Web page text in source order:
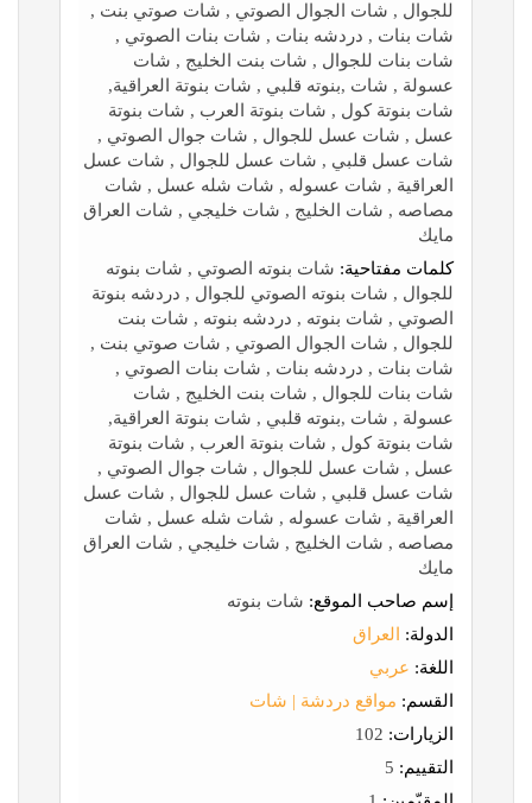
للجوال , شات الجوال الصوتي , شات صوتي بنت ,
شات بنات , دردشه بنات , شات بنات الصوتي ,
شات بنات للجوال , شات بنت الخليج , شات
عسولة , شات ,بنوته قلبي , شات بنوتة العراقية,
شات بنوتة كول , شات بنوتة العرب , شات بنوتة
عسل , شات عسل للجوال , شات جوال الصوتي ,
شات عسل قلبي , شات عسل للجوال , شات عسل
العراقية , شات عسوله , شات شله عسل , شات
مصاصه , شات الخليج , شات خليجي , شات العراق
مايك
كلمات مفتاحية: شات بنوته الصوتي , شات بنوته
للجوال , شات بنوته الصوتي للجوال , دردشه بنوتة
الصوتي , شات بنوته , دردشه بنوته , شات بنت
للجوال , شات الجوال الصوتي , شات صوتي بنت ,
شات بنات , دردشه بنات , شات بنات الصوتي ,
شات بنات للجوال , شات بنت الخليج , شات
عسولة , شات ,بنوته قلبي , شات بنوتة العراقية,
شات بنوتة كول , شات بنوتة العرب , شات بنوتة
عسل , شات عسل للجوال , شات جوال الصوتي ,
شات عسل قلبي , شات عسل للجوال , شات عسل
العراقية , شات عسوله , شات شله عسل , شات
مصاصه , شات الخليج , شات خليجي , شات العراق
مايك
إسم صاحب الموقع: شات بنوته
الدولة:
العراق
اللغة: عربي
القسم: مواقع دردشة | شات
الزيارات:
التقييم: